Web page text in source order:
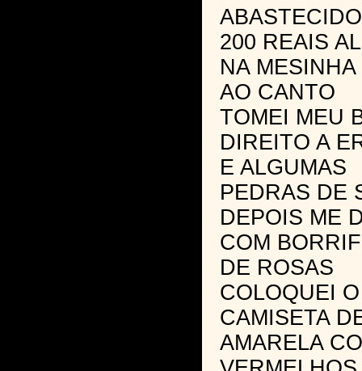
200 REAIS
NA MESINHA
AO CANTO
TOMEI MEU
DIREITO A
E ALGUMAS
PEDRAS DE
DEPOIS ME
COM
DE ROSAS
COLOQUEI
CAMISETA
AMARELA